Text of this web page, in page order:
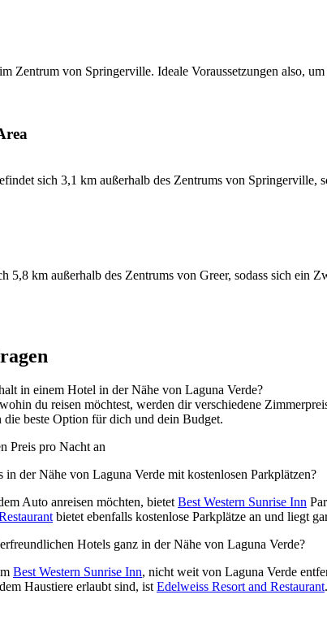
Zentrum von Springerville. Ideale Voraussetzungen also,
sich 3,1 km außerhalb des Zentrums von Springerville,
5,8 km außerhalb des Zentrums von Greer, sodass sich ein
in einem Hotel in der Nähe von Laguna Verde?
du reisen möchtest, werden dir verschiedene
beste Option für dich und dein Budget.
Preis pro Nacht an
in der Nähe von Laguna Verde mit kostenlosen Parkplätzen?
Auto anreisen möchten, bietetBest Western Sunrise Inn
bietet ebenfalls kostenlose Parkplätze an und liegt
Hotels ganz in der Nähe von Laguna Verde?
Best Western Sunrise Inn, nicht weit von Laguna Verde
Haustiere erlaubt sind, istEdelweiss Resort and Restaurant